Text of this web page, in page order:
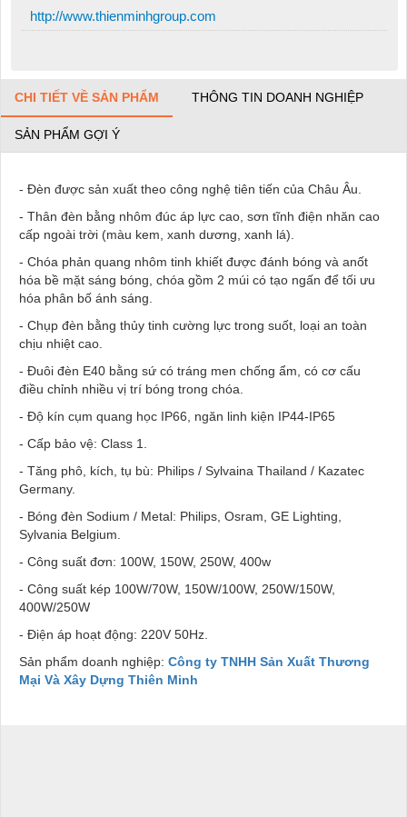
http://www.thienminhgroup.com
CHI TIẾT VỀ SẢN PHẨM THÔNG TIN DOANH NGHIỆP
SẢN PHẨM GỢI Ý
- Đèn được sản xuất theo công nghệ tiên tiến của Châu Âu.
- Thân đèn bằng nhôm đúc áp lực cao, sơn tĩnh điện nhăn cao
cấp ngoài trời (màu kem, xanh dương, xanh lá).
- Chóa phản quang nhôm tinh khiết được đánh bóng và anốt
hóa bề mặt sáng bóng, chóa gồm 2 múi có tạo ngấn để tối ưu
hóa phân bố ánh sáng.
- Chụp đèn bằng thủy tinh cường lực trong suốt, loại an toàn
chịu nhiệt cao.
- Đuôi đèn E40 bằng sứ có tráng men chống ẩm, có cơ cấu
điều chỉnh nhiều vị trí bóng trong chóa.
- Độ kín cụm quang học IP66, ngăn linh kiện IP44-IP65
- Cấp bảo vệ: Class 1.
- Tăng phô, kích, tụ bù: Philips / Sylvaina Thailand / Kazatec
Germany.
- Bóng đèn Sodium / Metal: Philips, Osram, GE Lighting,
Sylvania Belgium.
- Công suất đơn: 100W, 150W, 250W, 400w
- Công suất kép 100W/70W, 150W/100W, 250W/150W,
400W/250W
- Điện áp hoạt động: 220V 50Hz.
Sản phẩm doanh nghiệp: Công ty TNHH Sản Xuất Thương
Mại Và Xây Dựng Thiên Minh